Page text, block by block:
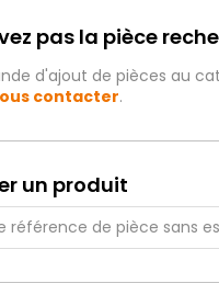
pas la pièce
d'ajout de pièces au
contacter.
un produit